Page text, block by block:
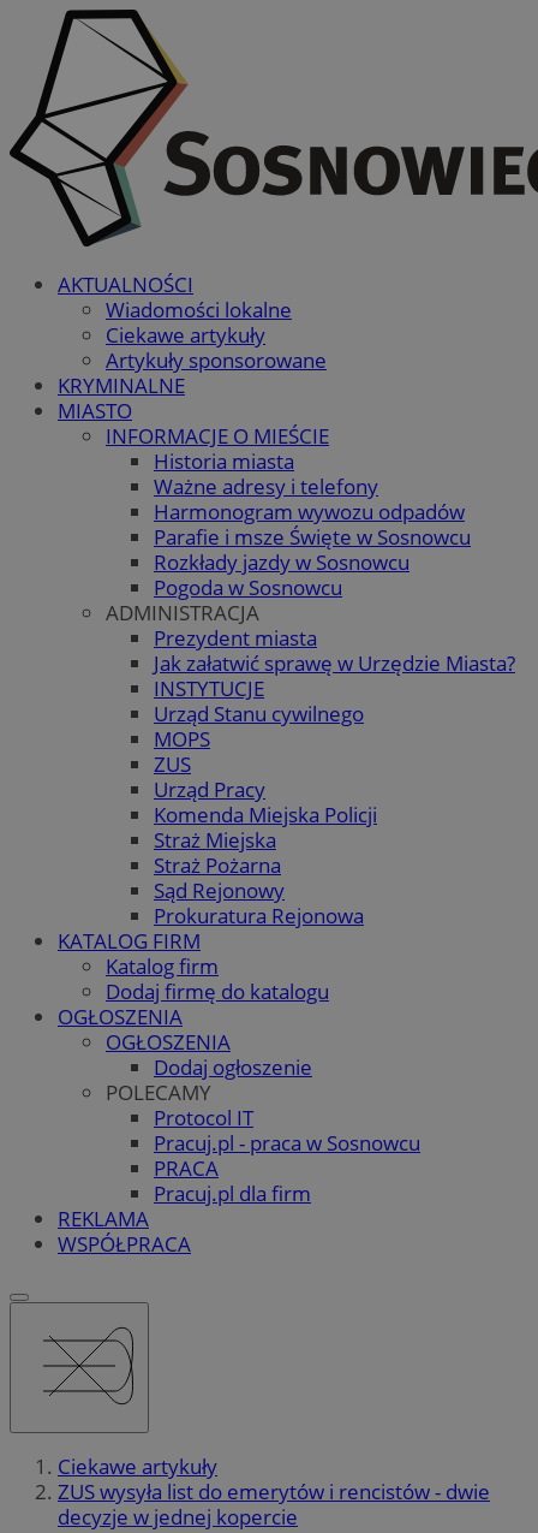
AKTUALNOŚCI
Wiadomości lokalne
Ciekawe artykuły
Artykuły sponsorowane
KRYMINALNE
MIASTO
INFORMACJE O MIEŚCIE
Historia miasta
Ważne adresy i telefony
Harmonogram wywozu odpadów
Parafie i msze Święte w Sosnowcu
Rozkłady jazdy w Sosnowcu
Pogoda w Sosnowcu
ADMINISTRACJA
Prezydent miasta
Jak załatwić sprawę w Urzędzie Miasta?
INSTYTUCJE
Urząd Stanu cywilnego
MOPS
ZUS
Urząd Pracy
Komenda Miejska Policji
Straż Miejska
Straż Pożarna
Sąd Rejonowy
Prokuratura Rejonowa
KATALOG FIRM
Katalog firm
Dodaj firmę do katalogu
OGŁOSZENIA
OGŁOSZENIA
Dodaj ogłoszenie
POLECAMY
Protocol IT
Pracuj.pl - praca w Sosnowcu
PRACA
Pracuj.pl dla firm
REKLAMA
WSPÓŁPRACA
Ciekawe artykuły
ZUS wysyła list do emerytów i rencistów - dwie
decyzje w jednej kopercie